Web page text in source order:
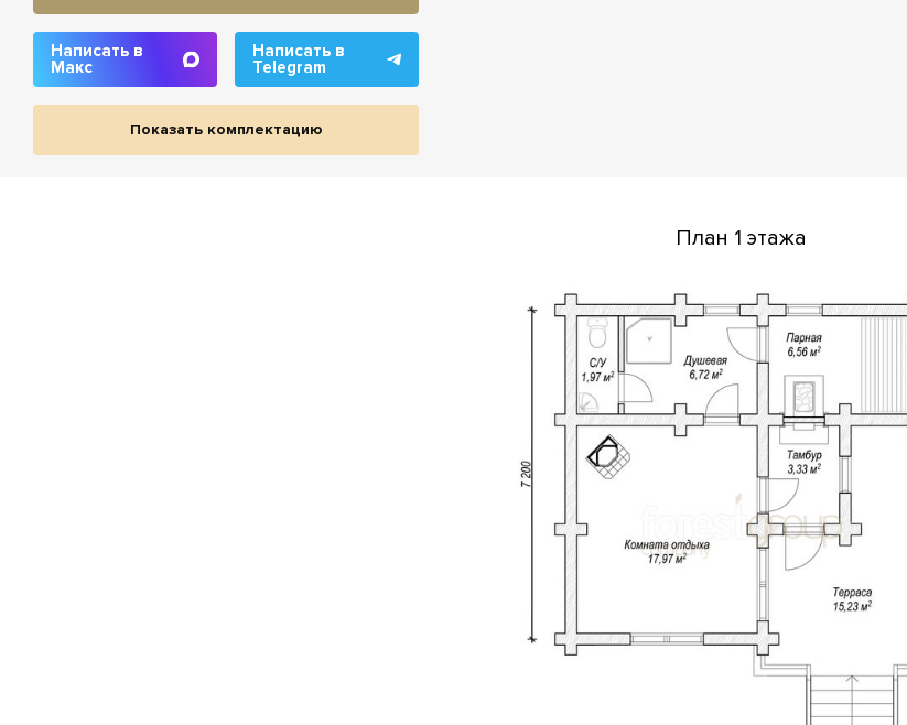
Написать в
Макс
Написать в
Telegram
Показать комплектацию
План 1 этажа